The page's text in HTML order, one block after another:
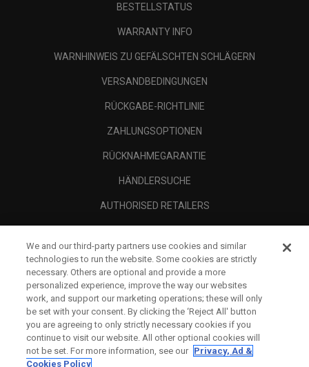
BESTELLSTATUS
WARRANTY INFO
WARNHINWEIS ZU GEFÄLSCHTEN SCHLÄGERN
VERSANDBEDINGUNGEN
RÜCKGABE-RICHTLINIE
ZAHLUNGSOPTIONEN
RÜCKNAHMEGARANTIE
HÄNDLERSUCHE
AUTHORISED RETAILERS
UNTERNEHMENSPROFIL
RECHTLICHES-
We and our third-party partners use cookies and similar
technologies to run the website. Some cookies are strictly
necessary. Others are optional and provide a more
personalized experience, improve the way our websites
work, and support our marketing operations; these will only
be set with your consent. By clicking the ‘Reject All' button
you are agreeing to only strictly necessary cookies if you
continue to visit our website. All other optional cookies will
not be set. For more information, see our Privacy, Ad &
Cookies Policy